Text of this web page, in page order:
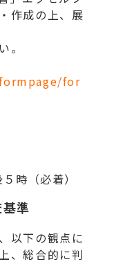
作成の上、展
。
for
時（必着）
準
以下の観点に
、総合的に判